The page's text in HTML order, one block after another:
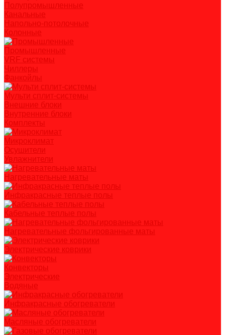
Полупромышленные
Канальные
Напольно-потолочные
Колонные
Промышленные
VRF системы
Чиллеры
Фанкойлы
Мульти сплит-системы
Внешние блоки
Внутренние блоки
Комплекты
Микроклимат
Осушители
Увлажнители
Нагревательные маты
Инфракрасные теплые полы
Кабельные теплые полы
Нагревательные фольгированные маты
Электрические коврики
Конвекторы
Электрические
Водяные
Инфракрасные обогреватели
Масляные обогреватели